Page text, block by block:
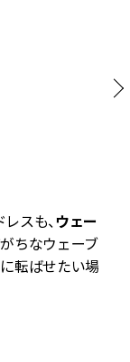
スも、ウェー
ちなウェーブ
転ばせたい場